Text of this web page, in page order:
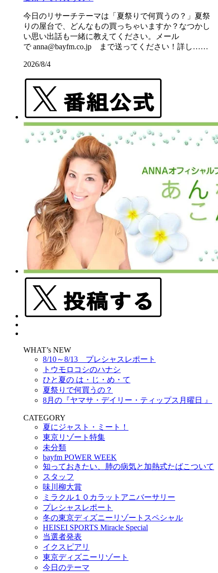
今日のリサーチテーマは「夏祭りで何買うの？」夏祭
りの屋台で、どんなもの買っちゃいますか？なつかし
い思い出話も一緒に教えてください。メール
で anna@bayfm.co.jp まで送ってください！詳し……
2026/8/4
WHAT’s NEW
8/10～8/13 プレシャスレポート
トウモロコシのハナシ
ひと夏の は・じ・め・て
夏祭りで何買うの？
8月の『ヤマサ・デイリー・ティップス月曜日 』
CATEGORY
夏にジャスト・ミート！
東京リゾート特集
未分類
bayfm POWER WEEK
知っておきたい、肺の病気と加熱式たばこついて
スタッフ
味川柳大賞
ミラクル１０カラットアニバーサリー
プレシャスレポート
冬の東京ディズニーリゾートスペシャル
HEISEI SPORTS Miracle Special
当選者発表
イクスピアリ
東京ディズニーリゾート
今日のテーマ